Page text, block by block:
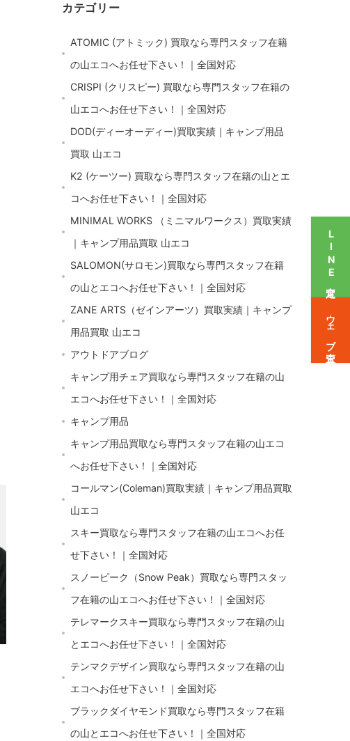
カテゴリー
ATOMIC (アトミック) 買取なら専門スタッフ在籍
の山エコへお任せ下さい！｜全国対応
CRISPI (クリスピー) 買取なら専門スタッフ在籍の
山エコへお任せ下さい！｜全国対応
DOD(ディーオーディー)買取実績｜キャンプ用品
買取 山エコ
K2 (ケーツー) 買取なら専門スタッフ在籍の山とエ
コへお任せ下さい！｜全国対応
MINIMAL WORKS （ミニマルワークス）買取実績
｜キャンプ用品買取 山エコ
SALOMON(サロモン)買取なら専門スタッフ在籍
の山とエコへお任せ下さい！｜全国対応
ZANE ARTS（ゼインアーツ）買取実績｜キャンプ
用品買取 山エコ
アウトドアブログ
キャンプ用チェア買取なら専門スタッフ在籍の山
エコへお任せ下さい！｜全国対応
キャンプ用品
キャンプ用品買取なら専門スタッフ在籍の山エコ
へお任せ下さい！｜全国対応
コールマン(Coleman)買取実績｜キャンプ用品買取
山エコ
スキー買取なら専門スタッフ在籍の山エコへお任
せ下さい！｜全国対応
スノーピーク（Snow Peak）買取なら専門スタッ
フ在籍の山エコへお任せ下さい！｜全国対応
テレマークスキー買取なら専門スタッフ在籍の山
とエコへお任せ下さい！｜全国対応
テンマクデザイン買取なら専門スタッフ在籍の山
エコへお任せ下さい！｜全国対応
ブラックダイヤモンド買取なら専門スタッフ在籍
の山とエコへお任せ下さい！｜全国対応
LINE査定
ウェブ査定